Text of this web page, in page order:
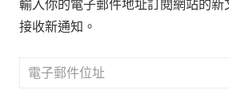
輸入你的電子郵件地址訂閱網站的
接收新通知。
電